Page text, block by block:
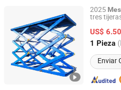
2025
tres
US$
1 Pieza
Enviar
Horen Technology (Ningbo)
Zhejiang, China